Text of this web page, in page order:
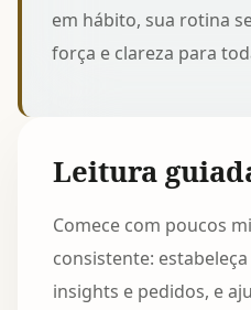
em hábito, sua rotina
força e clareza para
Leitura
Comece com poucos
consistente:
insights e pedidos, e